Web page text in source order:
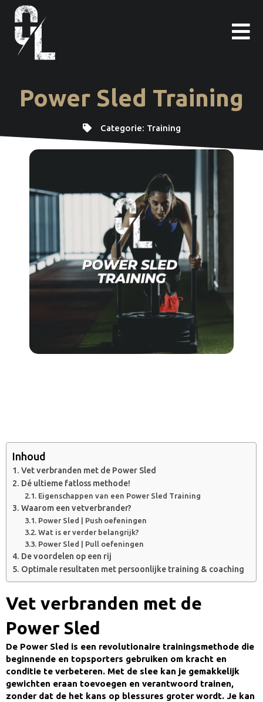
naar
inhoud
Power Sled Training
Categorie: Training
Inhoud
Vet verbranden met de Power Sled
Dé ultieme fatloss methode!
Eigenschappen van een Power Sled Training
Waarom een vetverbrander?
Power Sled | Push oefeningen
Wat is er verder belangrijk?
Power Sled | Pull oefeningen
De voordelen op een rij
Optimale resultaten met persoonlijke training & coaching
Vet verbranden met de
Power Sled
De Power Sled is een revolutionaire trainingsmethode die
beginnende en topsporters gebruiken om kracht en
conditie te verbeteren. Met de slee kan je gemakkelijk
gewichten eraan toevoegen en verantwoord trainen,
zonder dat de het kans op blessures groter wordt. Je kan